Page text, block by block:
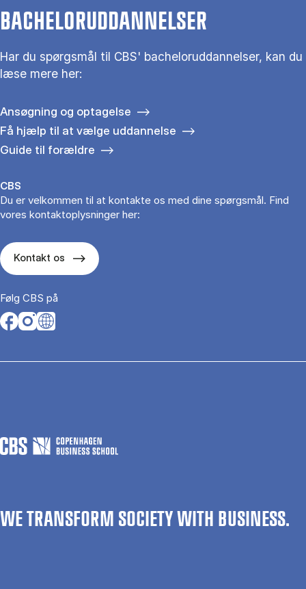
BACHELORUDDANNELSER
Har du spørgsmål til CBS' bacheloruddannelser, kan du
læse mere her:
Ansøgning og optagelse
Få hjælp til at vælge uddannelse
Guide til forældre
CBS
Du er velkommen til at kontakte os med dine spørgsmål. Find
vores kontaktoplysninger her:
Kontakt os
Følg CBS på
Opens in a new tab
Opens in a new tab
Opens in a new tab
WE TRANSFORM SOCIETY WITH BUSINESS.